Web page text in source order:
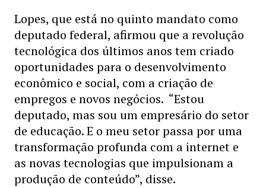
Lopes, que está no quinto mandato como
deputado federal, afirmou que a revolução
tecnológica dos últimos anos tem criado
oportunidades para o desenvolvimento
econômico e social, com a criação de
empregos e novos negócios. “Estou
deputado, mas sou um empresário do setor
de educação. E o meu setor passa por uma
transformação profunda com a internet e
as novas tecnologias que impulsionam a
produção de conteúdo”, disse.